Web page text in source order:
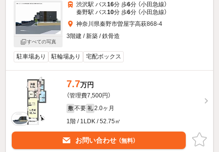
すべての写真
渋沢駅 バス16分 歩6分 （小田急線）
秦野駅 バス10分 歩6分 （小田急線）
神奈川県秦野市曽屋字高萩868-4
3階建 / 新築 / 鉄骨造
駐車場あり 駐輪場あり 宅配ボックス
7.7万円
（管理費7,500円）
敷 不要 礼 2.0ヶ月
1階 / 1LDK / 52.75㎡
お問い合わせ （無料）